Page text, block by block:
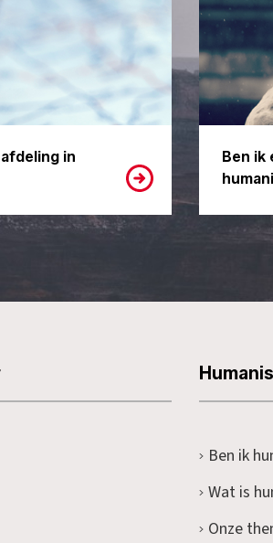
in
Ben ik
Ben ik
Wat is
Onze